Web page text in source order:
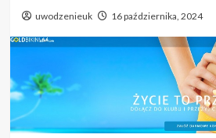
uwodzenieuk 16 października, 2024